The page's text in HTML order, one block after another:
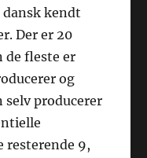
dansk kendt
Der er 20
de fleste er
og
selv producerer
resterende 9,